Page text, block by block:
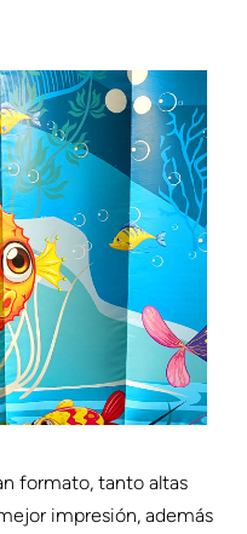
formato, tanto altas
impresión, además